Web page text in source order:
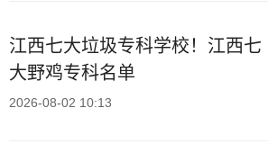
江西七大垃圾专科学校！江西七
大野鸡专科名单
2026-08-02 10:13